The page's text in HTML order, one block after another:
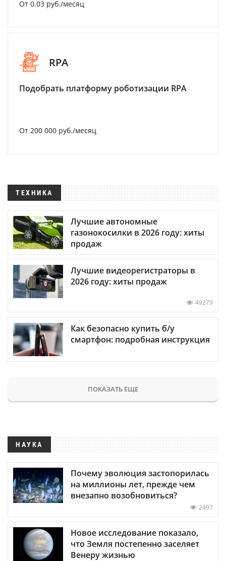
От 0.03 руб./месяц
RPA
Подобрать платформу роботизации RPA
От 200 000 руб./месяц
ТЕХНИКА
Лучшие автономные
газонокосилки в 2026 году: хиты
продаж
Лучшие видеорегистраторы в
2026 году: хиты продаж
49279
Как безопасно купить б/у
смартфон: подробная инструкция
ПОКАЗАТЬ ЕЩЕ
НАУКА
Почему эволюция застопорилась
на миллионы лет, прежде чем
внезапно возобновиться?
2497
Новое исследование показало,
что Земля постепенно заселяет
Венеру жизнью